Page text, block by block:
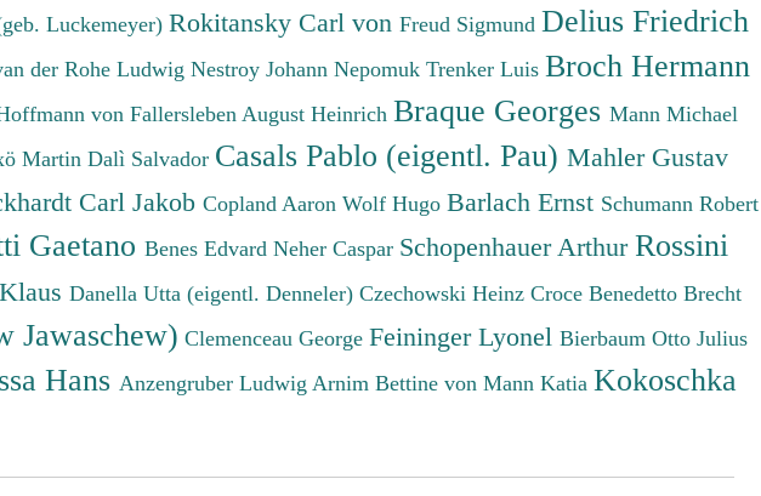
Luckemeyer) Rokitansky Carl von Freud Sigmund Delius Friedrich
der Rohe Ludwig Nestroy Johann Nepomuk Trenker Luis Broch Hermann
von Fallersleben August Heinrich Braque Georges Mann Michael
Martin Dalì Salvador Casals Pablo (eigentl. Pau) Mahler Gustav
Carl Jakob Copland Aaron Wolf Hugo Barlach Ernst Schumann Robert
Gaetano Benes Edvard Neher Caspar Schopenhauer Arthur Rossini
Danella Utta (eigentl. Denneler) Czechowski Heinz Croce Benedetto Brecht
Jawaschew) Clemenceau George Feininger Lyonel Bierbaum Otto Julius
Hans Anzengruber Ludwig Arnim Bettine von Mann Katia Kokoschka